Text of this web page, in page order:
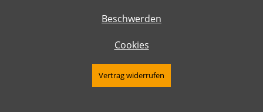
Beschwerden
Cookies
Vertrag widerrufen